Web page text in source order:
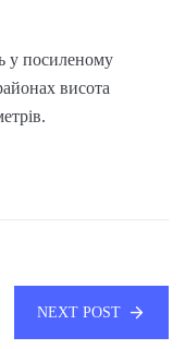
у посиленому
висота
NEXT POST